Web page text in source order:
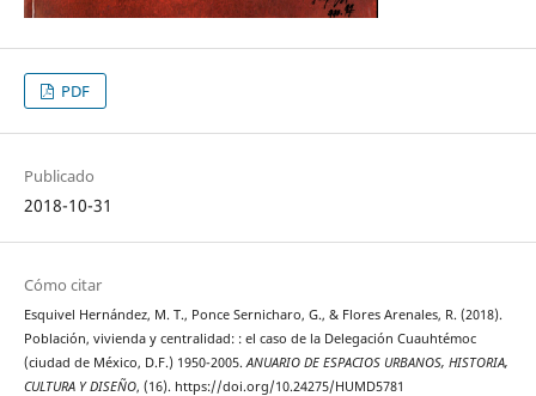
PDF
Publicado
2018-10-31
Cómo citar
Esquivel Hernández, M. T., Ponce Sernicharo, G., & Flores Arenales, R. (2018).
Población, vivienda y centralidad: : el caso de la Delegación Cuauhtémoc
(ciudad de México, D.F.) 1950-2005.ANUARIO DE ESPACIOS URBANOS, HISTORIA,
CULTURA Y DISEÑO, (16). https://doi.org/10.24275/HUMD5781